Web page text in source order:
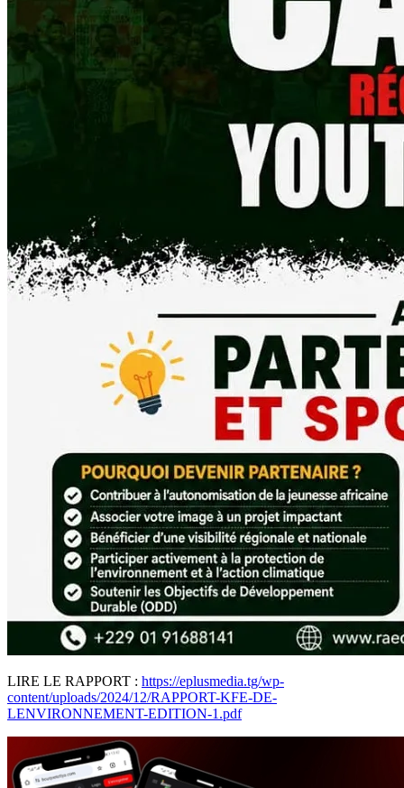
LIRE LE RAPPORT : https://eplusmedia.tg/wp-
content/uploads/2024/12/RAPPORT-KFE-DE-
LENVIRONNEMENT-EDITION-1.pdf